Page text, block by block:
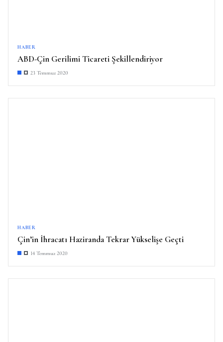
HABER
ABD-Çin Gerilimi Ticareti Şekillendiriyor
23 Temmuz 2020
HABER
Çin’in İhracatı Haziranda Tekrar Yükselişe Geçti
14 Temmuz 2020